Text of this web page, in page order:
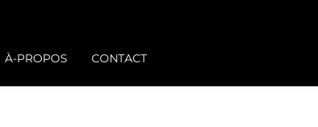
À-PROPOS CONTACT